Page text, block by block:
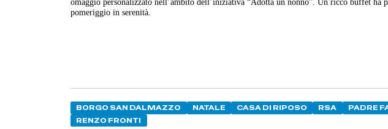
omaggio personalizzato nell’ambito dell’iniziativa “Adotta un nonno”. Un ricco buffet ha
pomeriggio in serenità.
BORGO SAN DALMAZZO NATALE CASA DI RIPOSO RSA PADRE
RENZO FRONTI